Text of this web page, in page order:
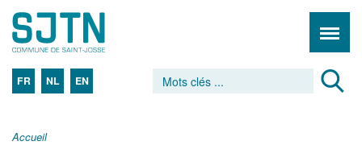
FR NL EN
Accueil